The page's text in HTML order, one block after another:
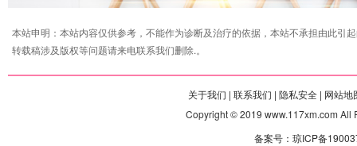
本站申明：本站内容仅供参考，不能作为诊断及治疗的依据，本站不承担由此引
转载稿涉及版权等问题请来电联系我们删除.。
关于我们 | 联系我们 | 隐私安全 | 网站地
Copyright © 2019 www.117xm.com All
备案号：琼ICP备